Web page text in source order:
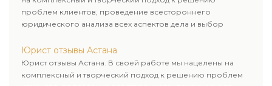
проблем клиентов, проведение всестороннего
юридического анализа всех аспектов дела и выбор
Юрист отзывы Астана
Юрист отзывы Астана. В своей работе мы нацелены на
комплексный и творческий подход к решению проблем